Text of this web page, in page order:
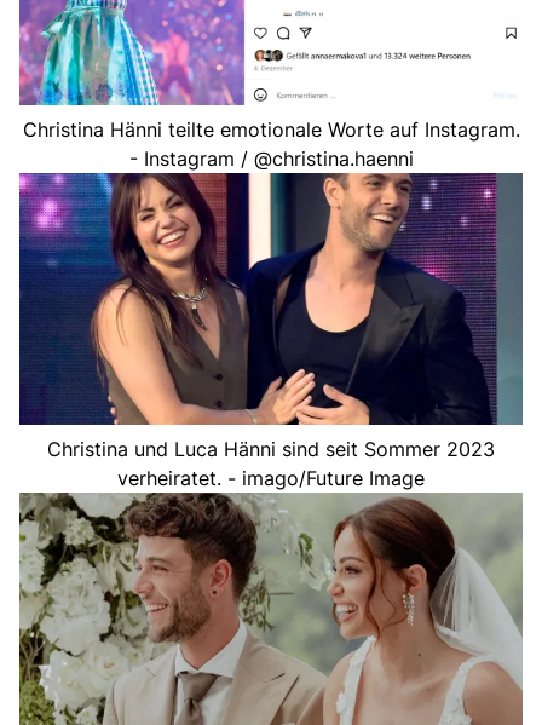
Christina Hänni teilte emotionale Worte auf Instagram.
- Instagram / @christina.haenni
Christina und Luca Hänni sind seit Sommer 2023
verheiratet. - imago/Future Image